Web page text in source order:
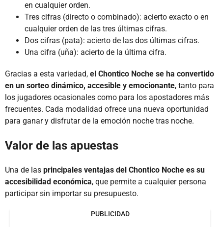
en cualquier orden.
Tres cifras (directo o combinado): acierto exacto o en
cualquier orden de las tres últimas cifras.
Dos cifras (pata): acierto de las dos últimas cifras.
Una cifra (uña): acierto de la última cifra.
Gracias a esta variedad, el Chontico Noche se ha convertido
en un sorteo dinámico, accesible y emocionante, tanto para
los jugadores ocasionales como para los apostadores más
frecuentes. Cada modalidad ofrece una nueva oportunidad
para ganar y disfrutar de la emoción noche tras noche.
Valor de las apuestas
Una de las principales ventajas del Chontico Noche es su
accesibilidad económica, que permite a cualquier persona
participar sin importar su presupuesto.
PUBLICIDAD